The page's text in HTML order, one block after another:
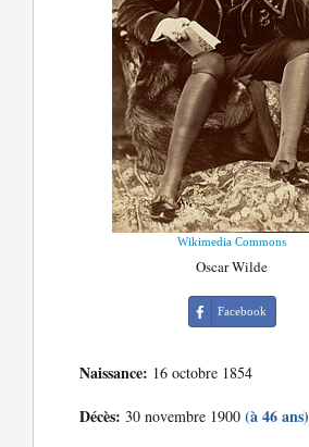
Wikimedia Commons
Oscar Wilde
Facebook
Naissance: 16 octobre 1854
Décès: 30 novembre 1900(à 46 ans)